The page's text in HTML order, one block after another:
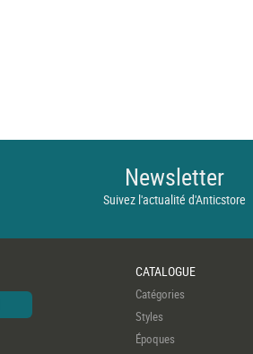
Newsletter
Suivez l'actualité d'Anticstore
CATALOGUE
Catégories
Styles
Époques